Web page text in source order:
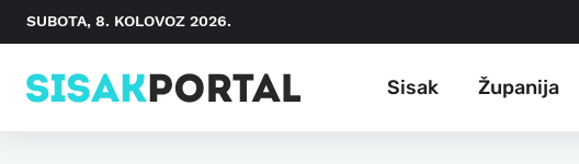
SUBOTA, 8. KOLOVOZ 2026.
Sisak Županija